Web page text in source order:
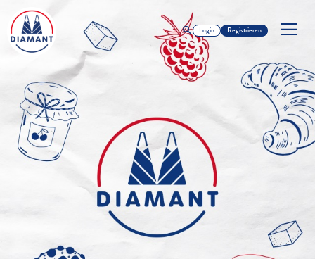
Login Registrieren